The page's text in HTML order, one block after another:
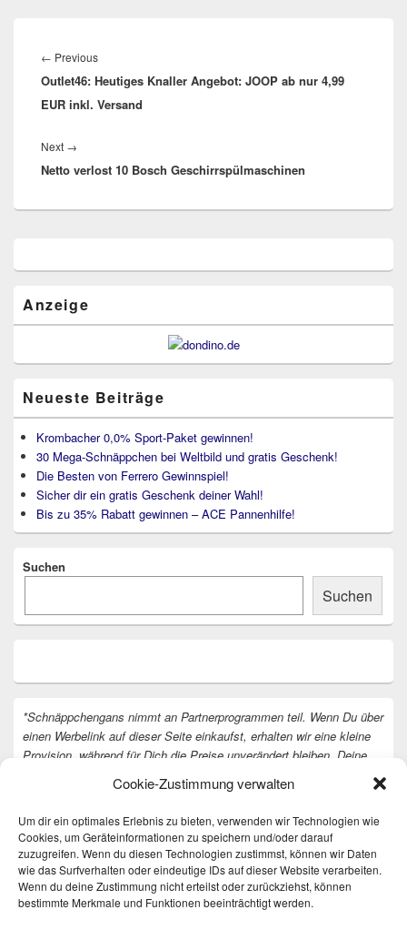
Cookie-Zustimmung verwalten
Um dir ein optimales Erlebnis zu bieten, verwenden wir Technologien wie
Cookies, um Geräteinformationen zu speichern und/oder darauf
zuzugreifen. Wenn du diesen Technologien zustimmst, können wir Daten
wie das Surfverhalten oder eindeutige IDs auf dieser Website verarbeiten.
Wenn du deine Zustimmung nicht erteilst oder zurückziehst, können
bestimmte Merkmale und Funktionen beeinträchtigt werden.
← PreviousPrevious
post:
Outlet46: Heutiges Knaller Angebot: JOOP ab nur 4,99
EUR inkl. Versand
Next →
post:
Netto verlost 10 Bosch Geschirrspülmaschinen
Widget-
Anzeige
Neueste Beiträge
Krombacher 0,0% Sport-Paket gewinnen!
30 Mega-Schnäppchen bei Weltbild und gratis Geschenk!
Die Besten von Ferrero Gewinnspiel!
Sicher dir ein gratis Geschenk deiner Wahl!
Bis zu 35% Rabatt gewinnen – ACE Pannenhilfe!
Suchen
Suchen
*Schnäppchengans nimmt an Partnerprogrammen teil. Wenn Du über
einen Werbelink auf dieser Seite einkaufst, erhalten wir eine kleine
Provision, während für Dich die Preise unverändert bleiben. Deine
Vielen Dank dafür!